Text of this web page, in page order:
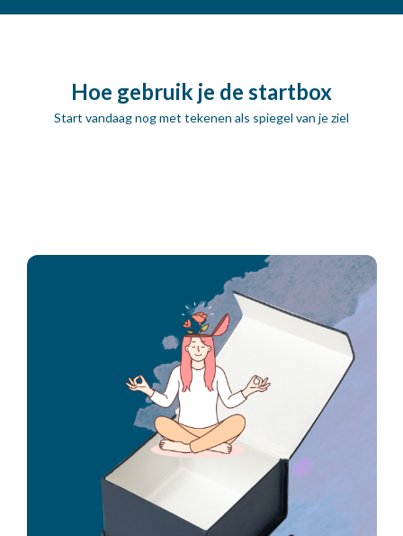
Hoe gebruik je de startbox
Start vandaag nog met tekenen als spiegel van je ziel